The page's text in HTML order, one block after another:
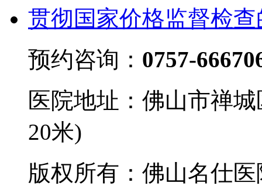
贯彻国家价格监督检
预约咨询： 0757-
医院地址：佛山市禅
20米)
版权所有：佛山名仕